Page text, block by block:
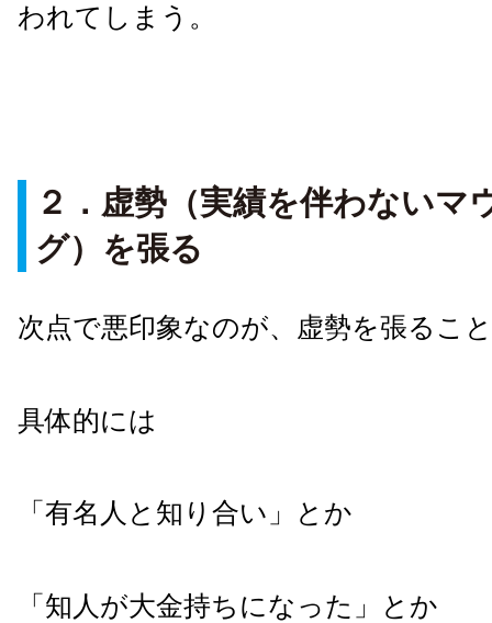
われてしまう。
２．虚勢（実績を伴わないマ
グ）を張る
次点で悪印象なのが、虚勢を張るこ
具体的には
「有名人と知り合い」とか
「知人が大金持ちになった」とか